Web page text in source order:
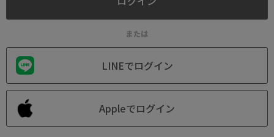
または
LINEでログイン
Appleでログイン